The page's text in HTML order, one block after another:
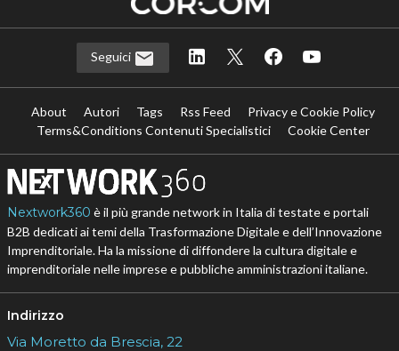
Seguici
About Autori Tags Rss Feed
Privacy e Cookie Policy
Terms&Conditions Contenuti Specialistici
Cookie Center
Nextwork360 è il più grande network in Italia di testate e portali
B2B dedicati ai temi della Trasformazione Digitale e dell’Innovazione
Imprenditoriale. Ha la missione di diffondere la cultura digitale e
imprenditoriale nelle imprese e pubbliche amministrazioni italiane.
Indirizzo
Via Moretto da Brescia, 22